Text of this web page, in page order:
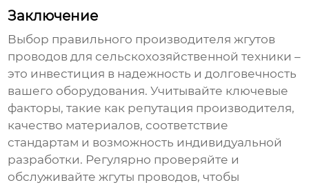
Заключение
Выбор правильного производителяжгутов
проводов для сельскохозяйственной техники –
это инвестиция в надежность и долговечность
вашего оборудования. Учитывайте ключевые
факторы, такие как репутация производителя,
качество материалов, соответствие
стандартам и возможность индивидуальной
разработки. Регулярно проверяйте и
обслуживайтежгуты проводов, чтобы